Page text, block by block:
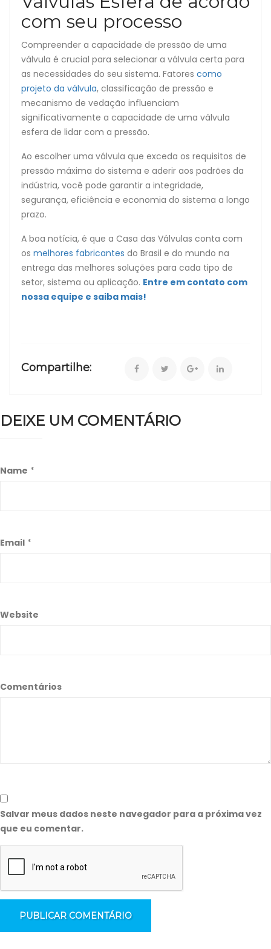
com seu processo
Compreender a capacidade de pressão de uma
válvula é crucial para selecionar a válvula certa para
as necessidades do seu sistema. Fatores como
projeto da válvula, classificação de pressão e
mecanismo de vedação influenciam
significativamente a capacidade de uma válvula
esfera de lidar com a pressão.
Ao escolher uma válvula que exceda os requisitos de
pressão máxima do sistema e aderir aos padrões da
indústria, você pode garantir a integridade,
segurança, eficiência e economia do sistema a longo
prazo.
A boa notícia, é que a Casa das Válvulas conta com
os melhores fabricantes do Brasil e do mundo na
entrega das melhores soluções para cada tipo de
setor, sistema ou aplicação. Entre em contato com
nossa equipe e saiba mais!
Compartilhe:
DEIXE UM COMENTÁRIO
Name *
Email *
Website
Comentários
Salvar meus dados neste navegador para a próxima vez
que eu comentar.